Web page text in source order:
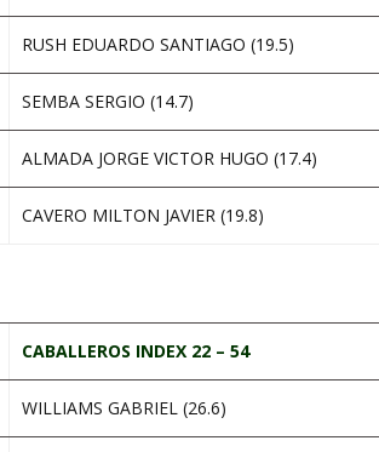
RUSH EDUARDO SANTIAGO (19.5)
SEMBA SERGIO (14.7)
ALMADA JORGE VICTOR HUGO (17.4)
CAVERO MILTON JAVIER (19.8)
CABALLEROS INDEX 22 – 54
WILLIAMS GABRIEL (26.6)